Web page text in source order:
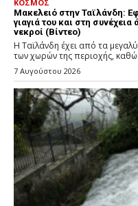
ΚΟΣΜΟΣ
Μακελειό στην Ταϊλάνδη:
γιαγιά του και στη
νεκροί (Βίντεο)
Η Ταϊλάνδη έχει από τα
των χωρών της περιοχής,
7 Αυγούστου 2026